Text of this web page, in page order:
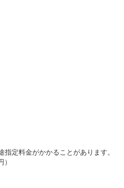
定料金がかかることがあります。